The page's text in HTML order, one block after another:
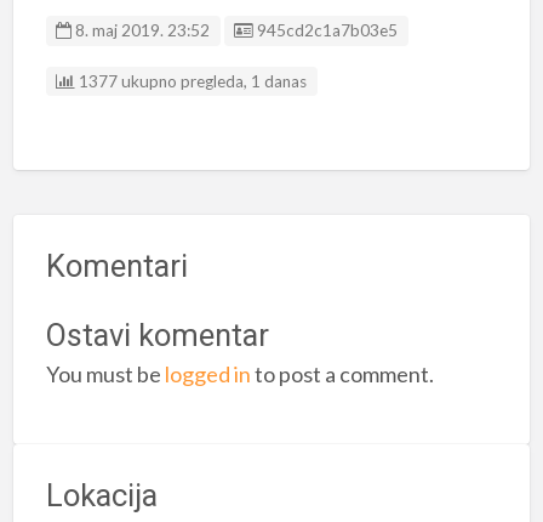
8. maj 2019. 23:52 Listing ID
945cd2c1a7b03e5
1377 ukupno pregleda, 1 danas
Komentari
Ostavi komentar
You must be logged into post a comment.
Lokacija